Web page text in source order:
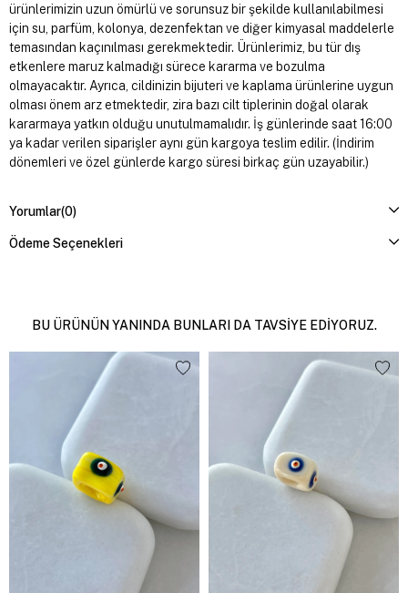
ürünlerimizin uzun ömürlü ve sorunsuz bir şekilde kullanılabilmesi
için su, parfüm, kolonya, dezenfektan ve diğer kimyasal maddelerle
temasından kaçınılması gerekmektedir. Ürünlerimiz, bu tür dış
etkenlere maruz kalmadığı sürece kararma ve bozulma
olmayacaktır. Ayrıca, cildinizin bijuteri ve kaplama ürünlerine uygun
olması önem arz etmektedir, zira bazı cilt tiplerinin doğal olarak
kararmaya yatkın olduğu unutulmamalıdır. İş günlerinde saat 16:00
ya kadar verilen siparişler aynı gün kargoya teslim edilir. (İndirim
dönemleri ve özel günlerde kargo süresi birkaç gün uzayabilir.)
Yorumlar(0)
Ödeme Seçenekleri
BU ÜRÜNÜN YANINDA BUNLARI DA TAVSIYE EDIYORUZ.